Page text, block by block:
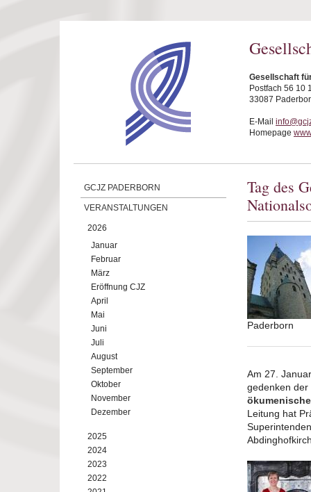
Gesellschaft
Postfach 56 10
33087
E-Mail
Homepage
GCJZ PADERBORN
VERANSTALTUNGEN
2026
Januar
Februar
März
Eröffnung CJZ
April
Mai
Juni
Juli
August
September
Oktober
November
Dezember
2025
2024
2023
2022
Tag des
Paderborn
Am 27.
gedenken der
Leitung hat